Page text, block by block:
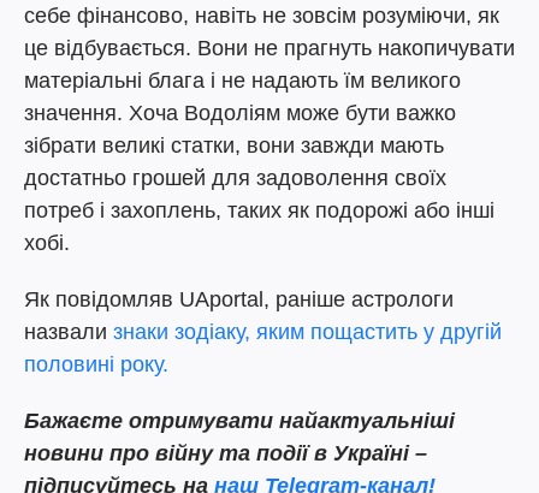
себе фінансово, навіть не зовсім розуміючи, як
це відбувається. Вони не прагнуть накопичувати
матеріальні блага і не надають їм великого
значення. Хоча Водоліям може бути важко
зібрати великі статки, вони завжди мають
достатньо грошей для задоволення своїх
потреб і захоплень, таких як подорожі або інші
хобі.
Як повідомляв UAportal, раніше астрологи
назвали знаки зодіаку, яким пощастить у другій
половині року.
Бажаєте отримувати найактуальніші
новини про війну та події в Україні –
підписуйтесь на наш Telegram-канал!